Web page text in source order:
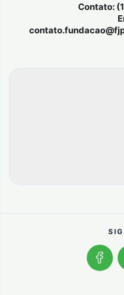
Contato: